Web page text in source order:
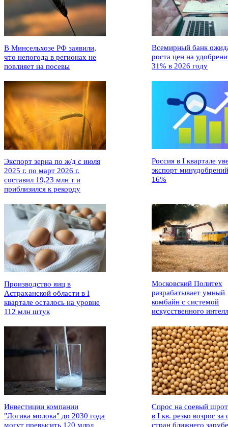
В Минсельхозе РФ заявили,
что непогода в регионах не
повлияет на посевы
Всемирный банк
роста цен на
31% в 2026 году
Экспорт зерна по ж/д с июля
2025 г. по март 2026 г.
составил 19,23 млн т и
приблизился к рекорду
Россия в I квартале
экспорт
16%
Производство яиц в
Астраханской области в I
квартале осталось на уровне
112 млн штук
Московский Политех
разрабатывает умный
комбайн с системой
искусственного
Инвестиции компании
"Логика молока" до 2030 года
могут превысить 120 млрд
Спрос на соевый
в I кв. резко возрос за
стран ближнего